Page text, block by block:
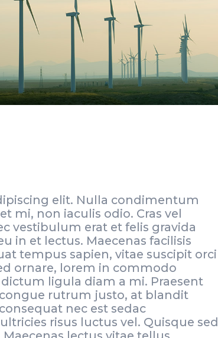
elit. Nulla condimentum
mi, non iaculis odio. Cras vel
vestibulum erat et felis gravida
in et lectus. Maecenas facilisis
tempus sapien, vitae suscipit orci
ornare, lorem in commodo
ligula diam a mi. Praesent
rutrum justo, at blandit
nec est sedac
risus luctus vel. Quisque sed